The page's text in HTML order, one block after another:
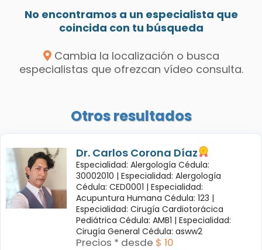
No encontramos a un especialista que
coincida con tu búsqueda
Cambia la localización o busca
especialistas que ofrezcan vídeo consulta.
Otros resultados
Dr. Carlos Corona Díaz
Especialidad: Alergología Cédula:
30002010 | Especialidad: Alergología
Cédula: CED0001 | Especialidad:
Acupuntura Humana Cédula: 123 |
Especialidad: Cirugía Cardiotorácica
Pediátrica Cédula: AMB1 | Especialidad:
Cirugía General Cédula: asww2
Precios * desde $ 10